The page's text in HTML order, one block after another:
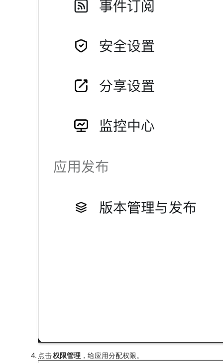
点击权限管理 ，给应用分配权限。